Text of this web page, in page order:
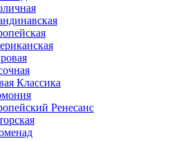
Классика
Ренесанс